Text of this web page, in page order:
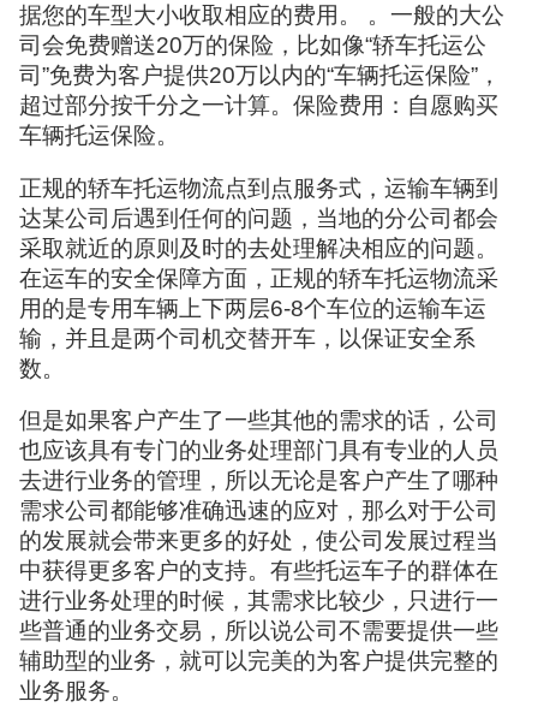
据您的车型大小收取相应的费用。 。一般的大公
司会免费赠送20万的保险，比如像“轿车托运公
司”免费为客户提供20万以内的“车辆托运保险”，
超过部分按千分之一计算。保险费用：自愿购买
车辆托运保险。
正规的轿车托运物流点到点服务式，运输车辆到
达某公司后遇到任何的问题，当地的分公司都会
采取就近的原则及时的去处理解决相应的问题。
在运车的安全保障方面，正规的轿车托运物流采
用的是专用车辆上下两层6-8个车位的运输车运
输，并且是两个司机交替开车，以保证安全系
数。
但是如果客户产生了一些其他的需求的话，公司
也应该具有专门的业务处理部门具有专业的人员
去进行业务的管理，所以无论是客户产生了哪种
需求公司都能够准确迅速的应对，那么对于公司
的发展就会带来更多的好处，使公司发展过程当
中获得更多客户的支持。有些托运车子的群体在
进行业务处理的时候，其需求比较少，只进行一
些普通的业务交易，所以说公司不需要提供一些
辅助型的业务，就可以完美的为客户提供完整的
业务服务。